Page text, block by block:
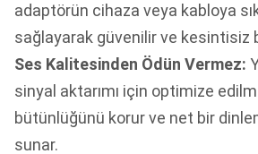
adaptörün cihaza veya kabloya
sağlayarak güvenilir ve kesintisiz
Ses Kalitesinden Ödün Vermez:
sinyal aktarımı için optimize
bütünlüğünü korur ve net bir
sunar.